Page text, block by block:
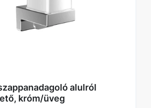
alulról
króm/üveg